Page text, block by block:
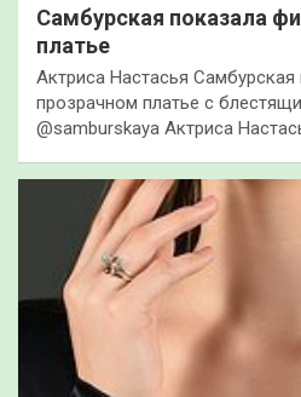
Самбурская показала
платье
Актриса Настасья Самбурская
прозрачном платье с
@samburskaya Актриса